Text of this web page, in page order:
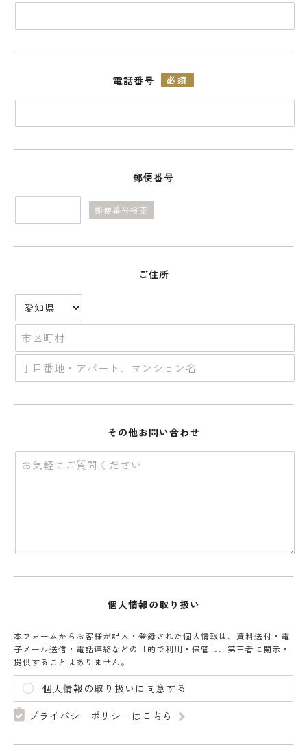
電話番号 必須
郵便番号
郵便番号検索
ご住所
その他お問い合わせ
個人情報の取り扱い
本フォームからお客様が記入・登録された個人情報は、資料送付・電
子メール送信・電話連絡などの目的で利用・保管し、第三者に開示・
提供することはありません。
個人情報の取り扱いに同意する
プライバシーポリシーはこちら